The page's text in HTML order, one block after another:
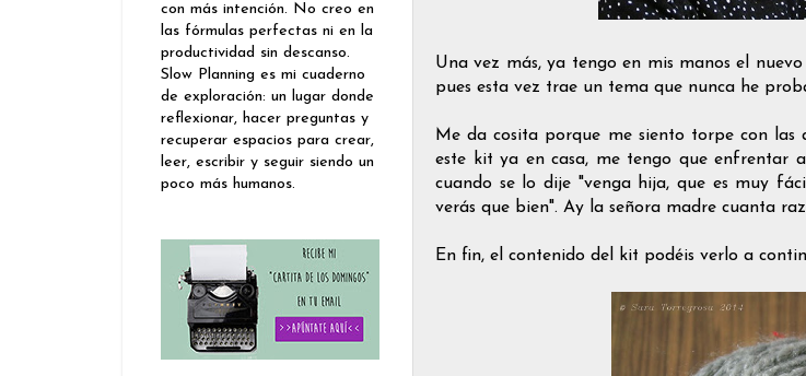
Una vez más, ya tengo en mis manos el
pues esta vez trae un tema que nunca he
Me da cosita porque me siento torpe con las
este kit ya en casa, me tengo que enfrentar
cuando se lo dije "venga hija, que es muy
verás que bien". Ay la señora madre cuanta
En fin, el contenido del kit podéis verlo a
con más intención. No creo en
las fórmulas perfectas ni en la
productividad sin descanso.
Slow Planning es mi cuaderno
de exploración: un lugar donde
reflexionar, hacer preguntas y
recuperar espacios para crear,
leer, escribir y seguir siendo un
poco más humanos.